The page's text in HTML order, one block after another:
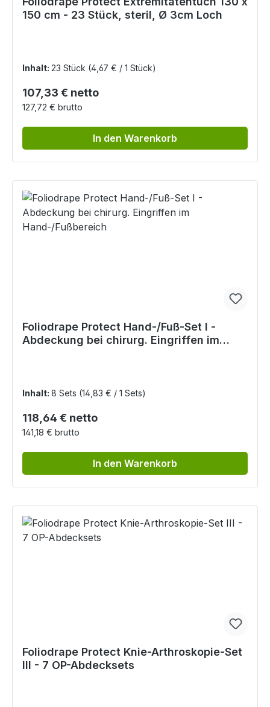
150 cm - 23 Stück, steril, Ø 3cm Loch
Inhalt: 23 Stück (4,67 € / 1 Stück)
Regulärer Preis:
107,33 € netto
127,72 € brutto
In den Warenkorb
Foliodrape Protect Hand-/Fuß-Set I -
Abdeckung bei chirurg. Eingriffen im
Inhalt: 8 Sets (14,83 € / 1 Sets)
Regulärer Preis:
118,64 € netto
141,18 € brutto
In den Warenkorb
Foliodrape Protect Knie-Arthroskopie-Set
III - 7 OP-Abdecksets